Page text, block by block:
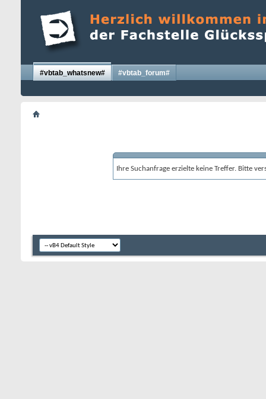
#vbtab_whatsnew# #vbtab_forum#
Ihre Suchanfrage erzielte keine Treffer. Bitte